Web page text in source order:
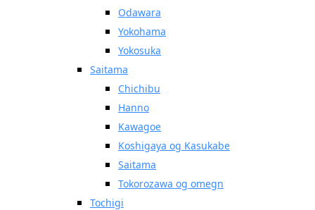
Odawara
Yokohama
Yokosuka
Saitama
Chichibu
Hanno
Kawagoe
Koshigaya og Kasukabe
Saitama
Tokorozawa og omegn
Tochigi